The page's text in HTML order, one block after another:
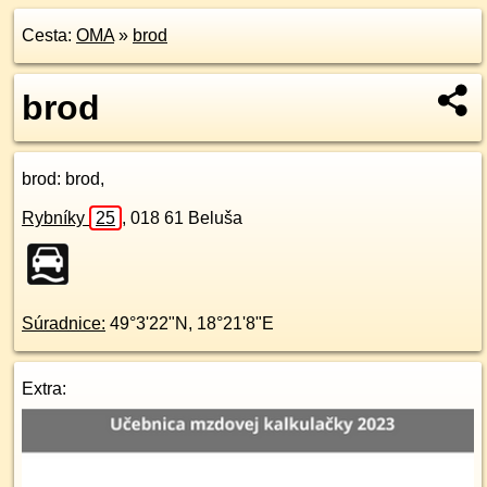
Cesta: OMA» brod
brod
brod: brod,
Rybníky 25 , 018 61 Beluša
Súradnice: 49°3'22"N , 18°21'8"E
Extra: